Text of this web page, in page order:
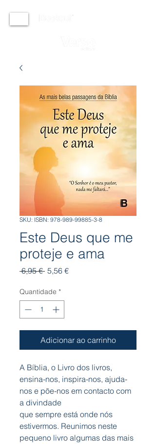
SKU: ISBN: 978-989-99885-3-8
Este Deus que me
proteje e ama
6,95 € Preço
5,56 €Preço
Quantidade *
Adicionar ao carrinho
A Bíblia, o Livro dos livros,
ensina-nos, inspira-nos, ajuda-
nos e põe-nos em contacto com
a divindade
que sempre está onde nós
estivermos. Reunimos neste
pequeno livro algumas das mais